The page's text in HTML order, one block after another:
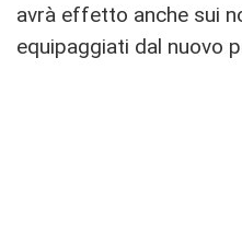
avrà effetto anche sui
equipaggiati dal nuovo